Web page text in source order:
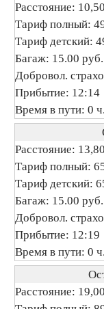
Расстояние:
Тариф полный:
Тариф детский:
Багаж: 15.00 руб.
Добровол.
Прибытие: 12:14
Время в пути: 0
Расстояние:
Тариф полный:
Тариф детский:
Багаж: 15.00 руб.
Добровол.
Прибытие: 12:19
Время в пути: 0
Расстояние: